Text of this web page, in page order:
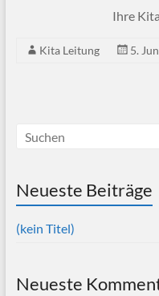
Ihre
Kita Leitung 5.
Neueste Beiträge
(kein Titel)
Neueste